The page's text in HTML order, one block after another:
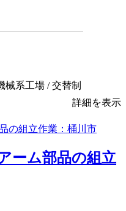
械系工場 / 交替制
詳細を表示
ーム部品の組立